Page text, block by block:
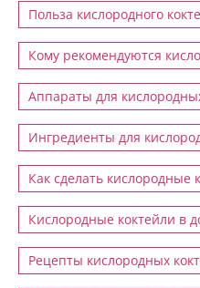
Польза кислородного
Кому рекомендуются
Аппараты для
Ингредиенты для
Как сделать кислородные
Кислородные коктейли в
Рецепты кислородных